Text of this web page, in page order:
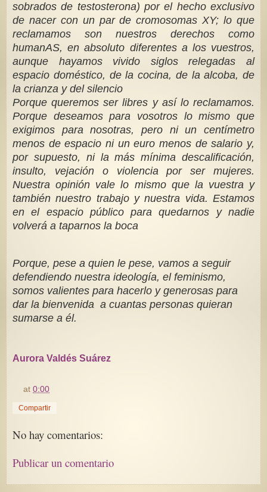
sobrados de testosterona) por el hecho exclusivo
de nacer con un par de cromosomas XY; lo que
reclamamos son nuestros derechos como
humanAS, en absoluto diferentes a los vuestros,
aunque hayamos vivido siglos relegadas al
espacio doméstico, de la cocina, de la alcoba, de
la crianza y del silencio
Porque queremos ser libres y así lo reclamamos.
Porque deseamos para vosotros lo mismo que
exigimos para nosotras, pero ni un centímetro
menos de espacio ni un euro menos de salario y,
por supuesto, ni la más mínima descalificación,
insulto, vejación o violencia por ser mujeres.
Nuestra opinión vale lo mismo que la vuestra y
también nuestro trabajo y nuestra vida. Estamos
en el espacio público para quedarnos y nadie
volverá a taparnos la boca
Porque, pese a quien le pese, vamos a seguir
defendiendo nuestra ideología, el feminismo,
somos valientes para hacerlo y generosas para
dar la bienvenida a cuantas personas quieran
sumarse a él.
Aurora Valdés Suárez
at0:00
Compartir
No hay comentarios:
Publicar un comentario